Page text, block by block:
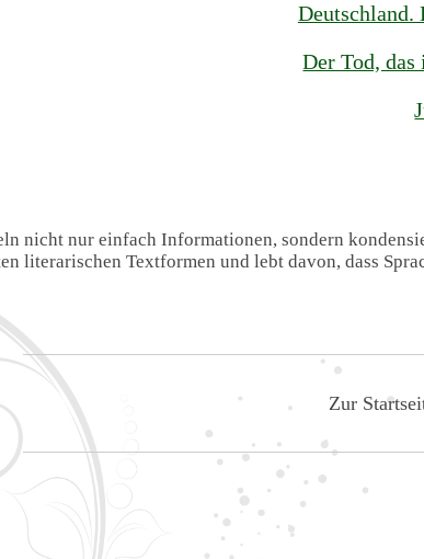
Deutschland.
Der Tod,
nicht nur einfach Informationen, sondern
literarischen Textformen und lebt davon, dass
Zur